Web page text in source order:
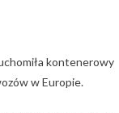
kontenerowy
w Europie.